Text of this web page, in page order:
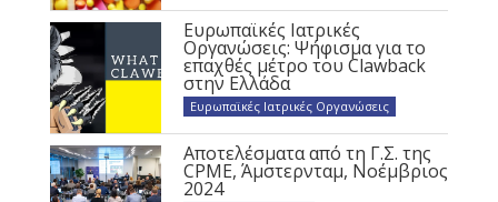
Ευρωπαϊκές Ιατρικές
Οργανώσεις: Ψήφισμα για το
επαχθές μέτρο του Clawback
στην Ελλάδα
Ευρωπαϊκές Ιατρικές Οργανώσεις
Αποτελέσματα από τη Γ.Σ. της
CPME, Άμστερνταμ, Νοέμβριος
2024